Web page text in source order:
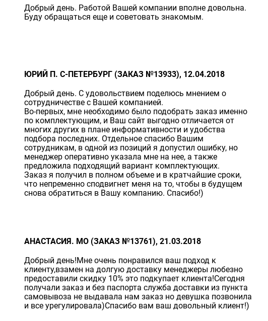
Добрый день. Работой Вашей компании вполне довольна.
Буду обращаться еще и советовать знакомым.
ЮРИЙ П. С-ПЕТЕРБУРГ (ЗАКАЗ №13933), 12.04.2018
Добрый день. С удовольствием поделюсь мнением о
сотрудничестве с Вашей компанией.
Во-первых, мне необходимо было подобрать заказ именно
по комплектующим, и Ваш сайт выгодно отличается от
многих других в плане информативности и удобства
подбора последних. Отдельное спасибо Вашим
сотрудникам, в одной из позиций я допустил ошибку, но
менеджер оперативно указала мне на нее, а также
предложила подходящий вариант комплектующих.
Заказ я получил в полном объеме и в кратчайшие сроки,
что непременно сподвигнет меня на то, чтобы в будущем
снова обратиться в Вашу компанию. Спасибо!)
АНАСТАСИЯ. МО (ЗАКАЗ №13761), 21.03.2018
Добрый день!Мне очень понравился ваш подход к
клиенту,взамен на долгую доставку менеджеры любезно
предоставили скидку 10% это подкупает клиента!Сегодня
получали заказ и без паспорта служба доставки из пункта
самовывоза не выдавала нам заказ но девушка позвонила
и все урегулировала)Спасибо вам ваш довольный клиент!)